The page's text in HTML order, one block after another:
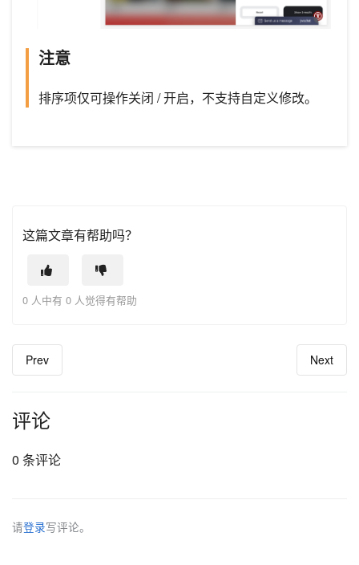
注意
排序项仅可操作关闭 / 开启，不支持自定义修改。
这篇文章有帮助吗？
0 人中有 0 人觉得有帮助
Prev Next
评论
0 条评论
请登录写评论。